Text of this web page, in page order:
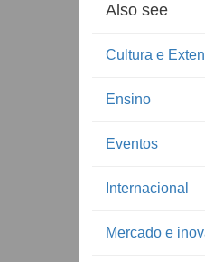
Also see
Cultura e
Ensino
Eventos
Internacional
Mercado e